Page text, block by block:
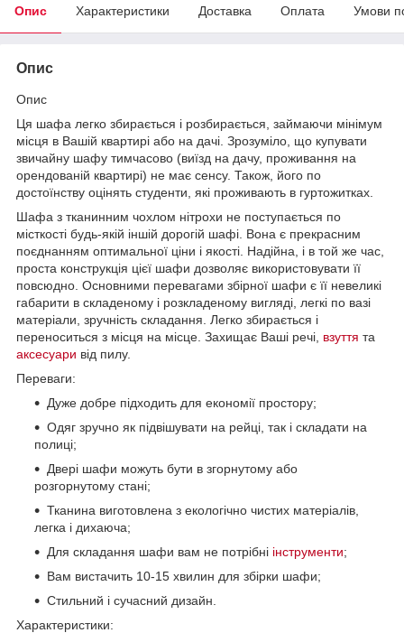
Опис Характеристики Доставка Оплата Умови
Опис
Опис
Ця шафа легко збирається і розбирається, займаючи мінімум
місця в Вашій квартирі або на дачі. Зрозуміло, що купувати
звичайну шафу тимчасово (виїзд на дачу, проживання на
орендованій квартирі) не має сенсу. Також, його по
достоїнству оцінять студенти, які проживають в гуртожитках.
Шафа з тканинним чохлом нітрохи не поступається по
місткості будь-якій іншій дорогій шафі. Вона є прекрасним
поєднанням оптимальної ціни і якості. Надійна, і в той же час,
проста конструкція цієї шафи дозволяє використовувати її
повсюдно. Основними перевагами збірної шафи є її невеликі
габарити в складеному і розкладеному вигляді, легкі по вазі
матеріали, зручність складання. Легко збирається і
переноситься з місця на місце. Захищає Ваші речі, взуття та
аксесуари від пилу.
Переваги:
Дуже добре підходить для економії простору;
Одяг зручно як підвішувати на рейці, так і складати на
полиці;
Двері шафи можуть бути в згорнутому або
розгорнутому стані;
Тканина виготовлена з екологічно чистих матеріалів,
легка і дихаюча;
Для складання шафи вам не потрібні інструменти;
Вам вистачить 10-15 хвилин для збірки шафи;
Стильний і сучасний дизайн.
Характеристики: